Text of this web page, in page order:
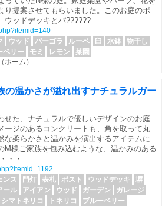
り提案させてもらいました。このお庭のポ
ウッドデッキとパ??????
ウッド パーゴラ ルーベ 臼 水鉢
物干し
ベリー モミ レモン
菜園
ーム）
の温かさが溢れ出すナチュラルガー
せた、ナチュラルで優しいデザインのお庭
ージのあるコンクリートも、角を取って丸
な柔らかさと温かみを演出するアイテムに
M様ご家族を包み込むような、温かみのある
・・
ンス 門灯 表札 ポスト ウッドデッキ
塀
ール アイアン ウッド ガーデン
ガレージ
シマトネリコ トネリコ
ブルーベリー